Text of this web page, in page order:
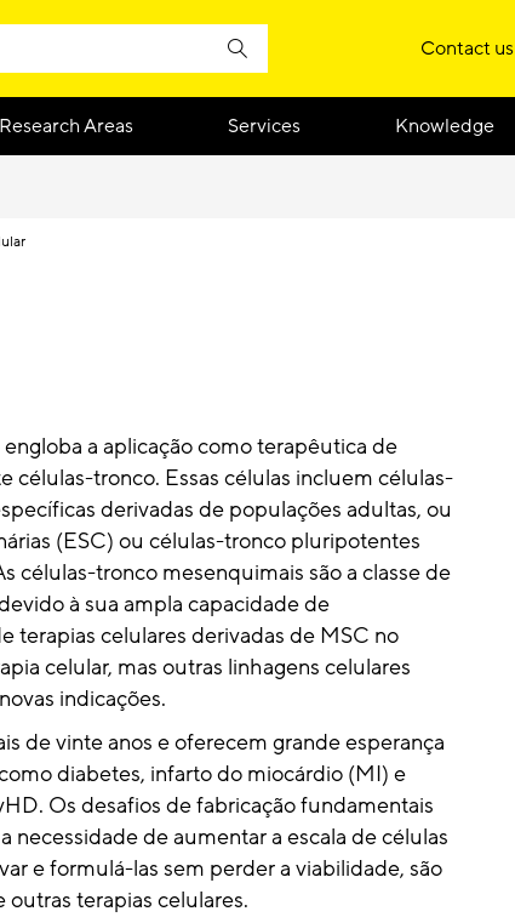
Contact us
Research Areas Services Knowledge
a aplicação como terapêutica de
células-tronco. Essas células incluem células-
derivadas de populações adultas, ou
(ESC) ou células-tronco pluripotentes
células-tronco mesenquimais são a classe de
à sua ampla capacidade de
terapias celulares derivadas de MSC no
celular, mas outras linhagens celulares
indicações.
de vinte anos e oferecem grande esperança
diabetes, infarto do miocárdio (MI) e
Os desafios de fabricação fundamentais
necessidade de aumentar a escala de células
e formulá-las sem perder a viabilidade, são
terapias celulares.